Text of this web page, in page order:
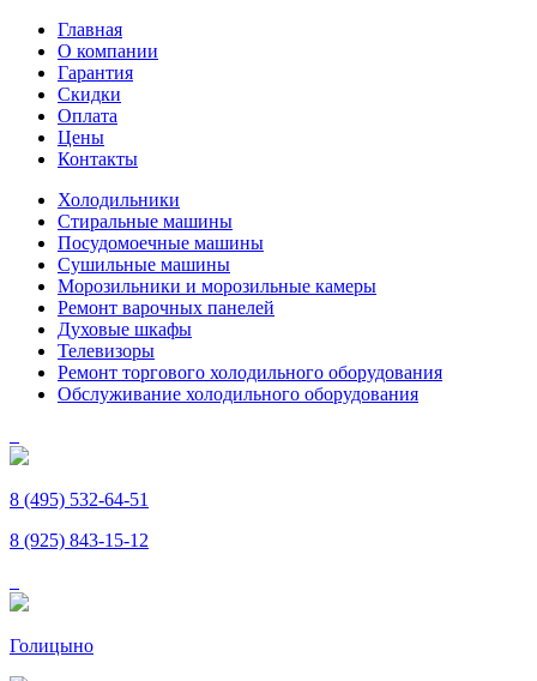
Главная
О компании
Гарантия
Скидки
Оплата
Цены
Контакты
Холодильники
Стиральные машины
Посудомоечные машины
Сушильные машины
Морозильники и морозильные камеры
Ремонт варочных панелей
Духовые шкафы
Телевизоры
Ремонт торгового холодильного оборудования
Обслуживание холодильного оборудования
8 (495) 532-64-51
8 (925) 843-15-12
Голицыно